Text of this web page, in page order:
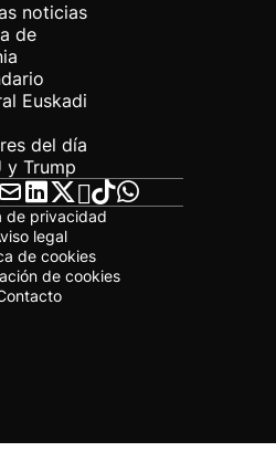
noticias
de
Euskadi
del día
y Trump
de privacidad
legal
de cookies
de cookies